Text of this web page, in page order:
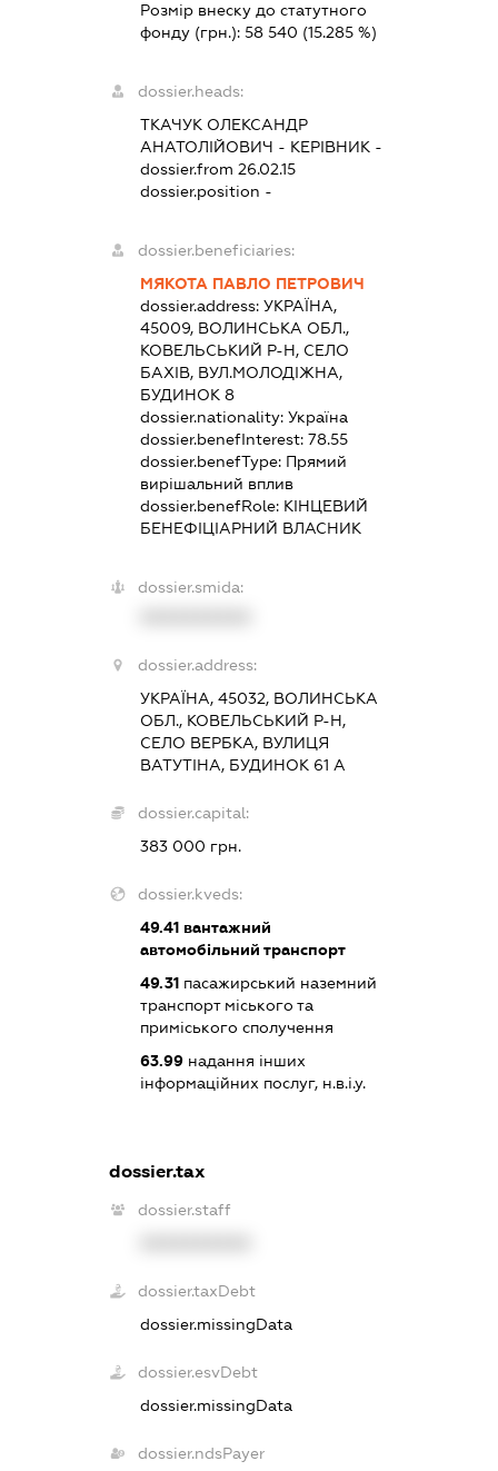
Розмір внеску до статутного
фонду (грн.):58 540 (15.285 %)
dossier.heads:
ТКАЧУК ОЛЕКСАНДР
АНАТОЛІЙОВИЧ - КЕРІВНИК -
dossier.from 26.02.15
dossier.position -
dossier.beneficiaries:
МЯКОТА ПАВЛО ПЕТРОВИЧ
dossier.address:УКРАЇНА,
45009, ВОЛИНСЬКА ОБЛ.,
КОВЕЛЬСЬКИЙ Р-Н, СЕЛО
БАХІВ, ВУЛ.МОЛОДІЖНА,
БУДИНОК 8
dossier.nationality:Україна
dossier.benefInterest:78.55
dossier.benefType: Прямий
вирішальний вплив
dossier.benefRole: КІНЦЕВИЙ
БЕНЕФІЦІАРНИЙ ВЛАСНИК
dossier.smida:
dossier.address:
УКРАЇНА, 45032, ВОЛИНСЬКА
ОБЛ., КОВЕЛЬСЬКИЙ Р-Н,
СЕЛО ВЕРБКА, ВУЛИЦЯ
ВАТУТІНА, БУДИНОК 61 А
dossier.capital:
383 000 грн.
dossier.kveds:
49.41 вантажний
автомобільний транспорт
49.31 пасажирський наземний
транспорт міського та
приміського сполучення
63.99 надання інших
інформаційних послуг, н.в.і.у.
dossier.tax
dossier.staff
dossier.taxDebt
dossier.missingData
dossier.esvDebt
dossier.missingData
dossier.ndsPayer